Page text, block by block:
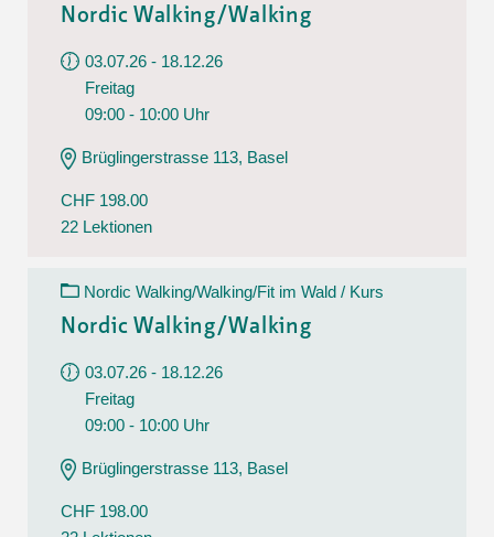
Nordic Walking/Walking
03.07.26 - 18.12.26
Freitag
09:00 - 10:00 Uhr
Brüglingerstrasse 113, Basel
CHF 198.00
22 Lektionen
Nordic Walking/Walking/Fit im Wald / Kurs
Nordic Walking/Walking
03.07.26 - 18.12.26
Freitag
09:00 - 10:00 Uhr
Brüglingerstrasse 113, Basel
CHF 198.00